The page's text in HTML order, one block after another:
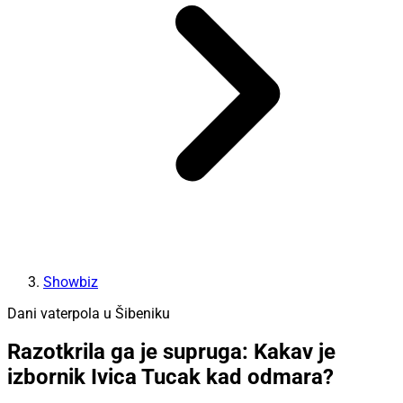
Showbiz
Dani vaterpola u Šibeniku
Razotkrila ga je supruga: Kakav je
izbornik Ivica Tucak kad odmara?